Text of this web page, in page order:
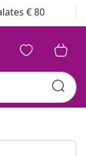
€ 80